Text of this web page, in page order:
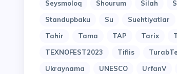
Seysmoloq
Shourum Silah
Standupbaku
Su Suehtiyatlar
Tahir
Tama TAP Tarix
TEXNOFEST2023
Tiflis
Ukraynama
UNESCO UrfanV